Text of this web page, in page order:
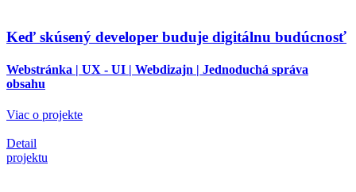
Keď skúsený developer buduje digitálnu budúcnosť
Webstránka | UX - UI | Webdizajn | Jednoduchá správa
obsahu
Viac o projekte
Detail
projektu